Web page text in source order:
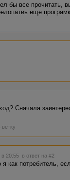
бы все прочитать,
еще
Сначала
в 20:55 в ответ на #2
как потребитель,